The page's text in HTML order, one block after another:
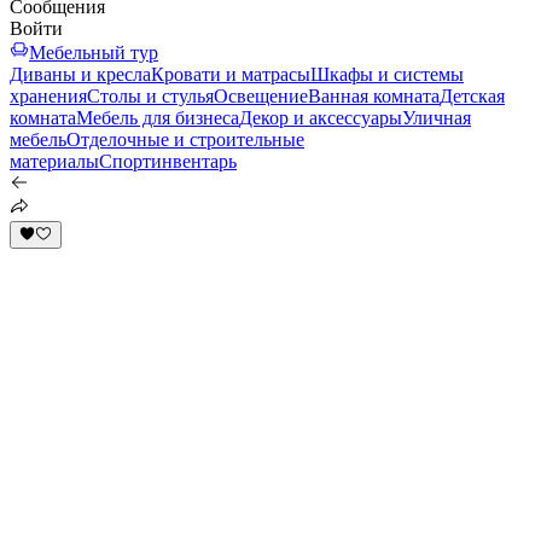
Сообщения
Войти
Мебельный тур
Диваны и креслаКровати и матрасыШкафы и системы
храненияСтолы и стульяОсвещениеВанная комнатаДетская
комнатаМебель для бизнесаДекор и аксессуарыУличная
мебельОтделочные и строительные
материалыСпортинвентарь